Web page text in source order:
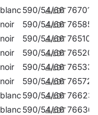
blanc 590/54/66 767012
noir 590/54/66 765858
noir 590/54/66 765100
noir 590/54/66 765209
noir 590/54/66 765339
noir 590/54/66 765728
blanc 590/54/66 766237
blanc 590/54/66 766367